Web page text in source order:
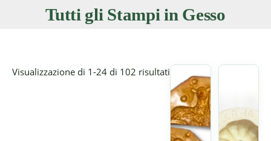
Tutti gli Stampi in Gesso
Visualizzazione di 1-24 di 102 risultati